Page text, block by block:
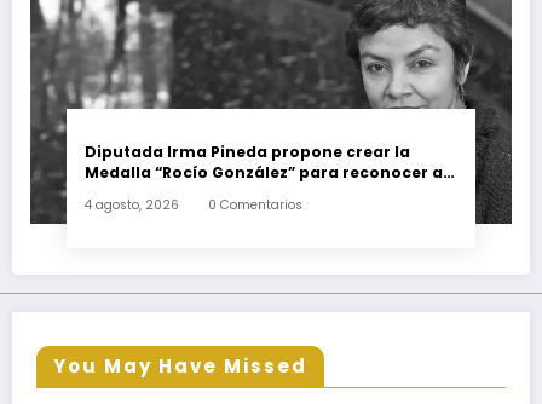
Diputada Irma Pineda propone crear la
Medalla “Rocío González” para reconocer a
4 agosto, 2026 0 Comentarios
You May Have Missed